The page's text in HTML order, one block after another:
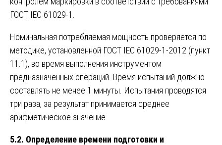
ГОСТ IEC 61029-1.
Номинальная потребляемая мощность проверяется по
методике, установленной ГОСТ IEC 61029-1-2012 (пункт
11.1), во время выполнения инструментом
предназначенных операций. Время испытаний должно
составлять не менее 1 минуты. Испытания проводятся
три раза, за результат принимается среднее
арифметическое значение.
5.2. Определение времени подготовки и